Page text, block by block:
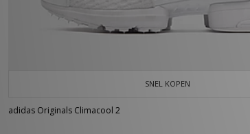
SNEL KOPEN
adidas Originals Climacool 2